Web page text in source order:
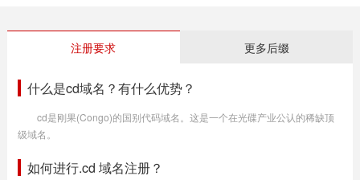
注册要求 更多后缀
什么是cd域名？有什么优势？
cd是刚果(Congo)的国别代码域名。这是一个在光碟产业公认的稀缺顶
级域名。
如何进行.cd 域名注册？